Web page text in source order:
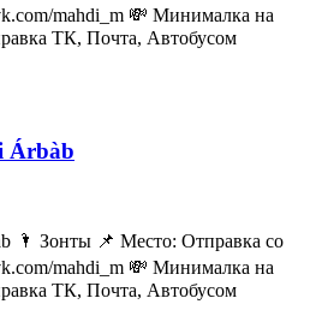
mahdi_m 💸 Минималка на
ТК, Почта, Автобусом
Árbàb
🌂 Зонты 📌 Место: Отправка со
mahdi_m 💸 Минималка на
ТК, Почта, Автобусом